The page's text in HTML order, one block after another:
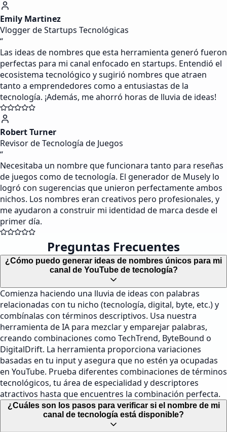
Emily Martinez
Vlogger de Startups Tecnológicas
“
Las ideas de nombres que esta herramienta generó fueron
perfectas para mi canal enfocado en startups. Entendió el
ecosistema tecnológico y sugirió nombres que atraen
tanto a emprendedores como a entusiastas de la
tecnología. ¡Además, me ahorró horas de lluvia de ideas!
Robert Turner
Revisor de Tecnología de Juegos
“
Necesitaba un nombre que funcionara tanto para reseñas
de juegos como de tecnología. El generador de Musely lo
logró con sugerencias que unieron perfectamente ambos
nichos. Los nombres eran creativos pero profesionales, y
me ayudaron a construir mi identidad de marca desde el
primer día.
Preguntas Frecuentes
¿Cómo puedo generar ideas de nombres únicos para mi
canal de YouTube de tecnología?
Comienza haciendo una lluvia de ideas con palabras
relacionadas con tu nicho (tecnología, digital, byte, etc.) y
combínalas con términos descriptivos. Usa nuestra
herramienta de IA para mezclar y emparejar palabras,
creando combinaciones como TechTrend, ByteBound o
DigitalDrift. La herramienta proporciona variaciones
basadas en tu input y asegura que no estén ya ocupadas
en YouTube. Prueba diferentes combinaciones de términos
tecnológicos, tu área de especialidad y descriptores
atractivos hasta que encuentres la combinación perfecta.
¿Cuáles son los pasos para verificar si el nombre de mi
canal de tecnología está disponible?